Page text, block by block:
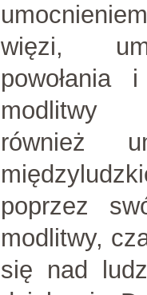
więzi,
powołania
modlitwy
również
poprzez
modlitwy,
się nad